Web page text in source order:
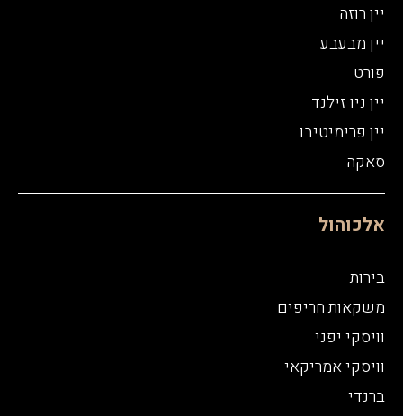
יין רוזה
יין מבעבע
פורט
יין ניו זילנד
יין פרימיטיבו
סאקה
אלכוהול
בירות
משקאות חריפים
וויסקי יפני
וויסקי אמריקאי
ברנדי